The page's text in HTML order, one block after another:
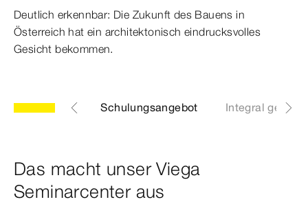
Deutlich erkennbar: Die Zukunft des Bauens in
Österreich hat ein architektonisch eindrucksvolles
Gesicht bekommen.
Schulungsangebot Integral geplant
Das macht unser Viega
Seminarcenter aus